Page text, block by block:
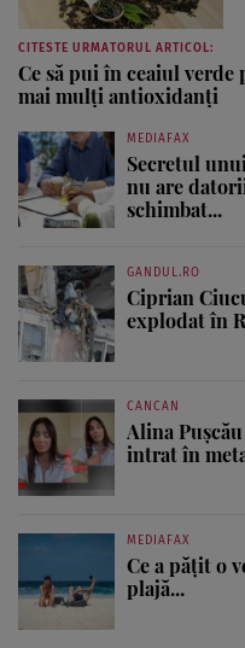
CITESTE URMATORUL ARTICOL:
Ce să pui în ceaiul verde
mai mulți antioxidanți
MEDIAFAX
Secretul
nu are
schimbat...
GANDUL.RO
Ciprian
explodat în
CANCAN
Alina
intrat în
MEDIAFAX
Ce a pățit o
plajă...